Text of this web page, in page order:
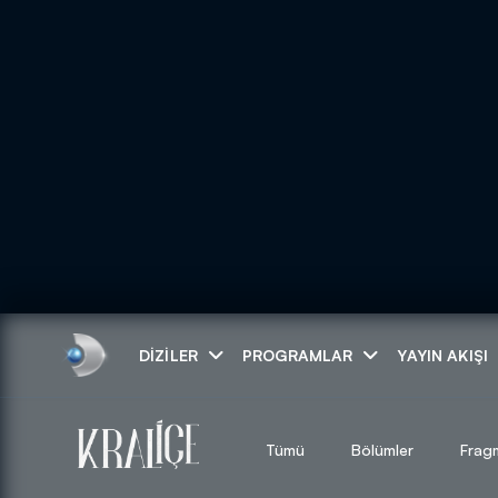
DIZILER PROGRAMLAR YAYIN AKIŞI
Tümü Bölümler